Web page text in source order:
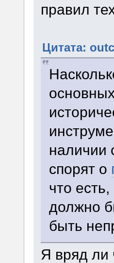
правил
Цитата:
наличии
спорят о
что
должно
быть
Я вряд ли